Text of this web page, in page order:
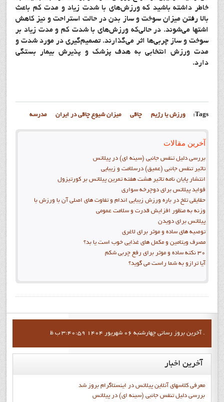
خاطر داشته باشيد كه ورزش‌هاي با شدت زياد و مدت كم باعث
بالا رفتن ميزان سوخت و ساز بدن در حالت استراحت و نيز كاهش
اشتها مي‌شوند. در حالي‌كه ورزش‌هاي با شدت كم و مدت زياد بر
سوخت و ساز چربي‌ها اثر مي‌گذارند. تصميم‌گيري در مورد شدت و
مدت ورزش انتخابي به هدف پزشك و پذيرش بيمار بستگي
دارد.
Tags: ورزش يا رژيم چاقي میزان شیوع چاقی در ایران مدرسه
آخرین مقالات
بررسی دلیل تنفس جانبی (سینه ای) در پیلاتس
تاثیر تنفس جانبی (عمیق) درسلامت و زیبایی
انتشار پايان نامه تاثیر هشت هفته تمرین پیلاتس بر کورتیزول
فواید پيلاتس برای دوچرخه سواری
حقایقی تلخ در باره ورزش زیبایی اندام و تفاوت های اصلی آن با ورزش با
وزنه به منظور افزایش قدرت و سلامت عمومی
پیلاتس برای دویدن
توصیه های ساده و موثر برای لاغری
مصرف ویتامین و مکمل های غذایی خوب است یا بد؟
30 نکته ساده و موثر برای رفع چربی شکم
آیا ترازو به شما راست می گوید؟
آخرين بروز رساني چهارشنبه 06 شهریور 1404 3:40:59 ب ظ .
آخرین اخبار
معرفی کلاسهای آنلاین پیلاتس در اینستاگرام بروز شد
بررسی دلیل تنفس جانبی (سینه ای) در پیلاتس